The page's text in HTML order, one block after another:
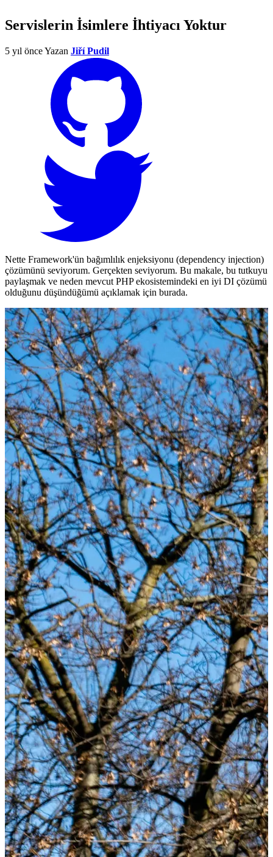
Servislerin İsimlere İhtiyacı Yoktur
5 yıl önceYazan Jiří Pudil
Nette Framework'ün bağımlılık enjeksiyonu (dependency injection)
çözümünü seviyorum. Gerçekten seviyorum. Bu makale, bu tutkuyu
paylaşmak ve neden mevcut PHP ekosistemindeki en iyi DI çözümü
olduğunu düşündüğümü açıklamak için burada.